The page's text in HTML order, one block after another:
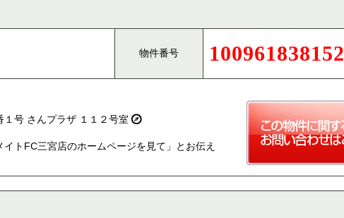
物件番号 100961838152
号 さんプラザ １１２号室
トFC三宮店のホームページを見て」とお伝え